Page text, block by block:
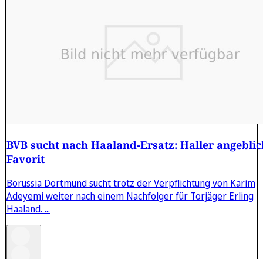
BVB sucht nach Haaland-Ersatz: Haller
Favorit
Borussia Dortmund sucht trotz der Verpflichtung von Karim
Adeyemi weiter nach einem Nachfolger für Torjäger Erling
Haaland. ...